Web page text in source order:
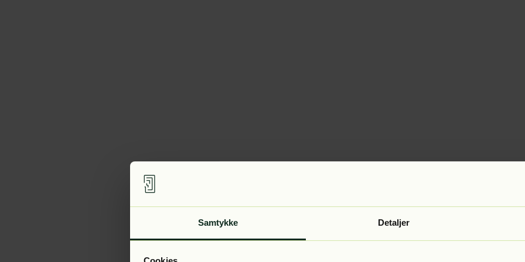
Samtykke Detaljer